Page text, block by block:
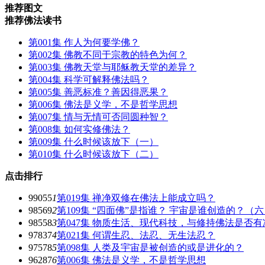
推荐图文
推荐佛法读书
第001集 作人为何要学佛？
第002集 佛教不同于宗教的特色为何？
第003集 佛教天堂与耶稣教天堂的差异？
第004集 科学可解释佛法吗？
第005集 善恶标准？善因得恶果？
第006集 佛法是义学，不是哲学思想
第007集 情与无情可否同圆种智？
第008集 如何实修佛法？
第009集 什么时候该放下（一）
第010集 什么时候该放下（二）
点击排行
990551第019集 禅净双修在佛法上能成立吗？
985692第109集 “四面佛”是指谁？ 宇宙是谁创造的？（六
985583第047集 物质生活、现代科技，与修持佛法是否有
978374第021集 何谓生忍、法忍、无生法忍？
975785第098集 人类及宇宙是被创造的或是进化的？
962876第006集 佛法是义学，不是哲学思想